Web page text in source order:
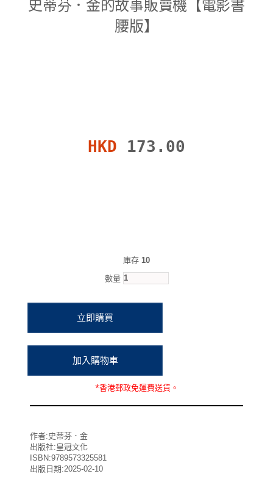
史蒂芬．金的故事販賣機【電影書
腰版】
HKD 173.00
庫存 10
數量
*香港郵政免運費送貨。
作者:史蒂芬．金
出版社:皇冠文化
ISBN:9789573325581
出版日期:2025-02-10